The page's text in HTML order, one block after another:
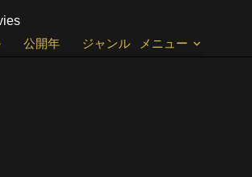
公開年 ジャンル メニュー